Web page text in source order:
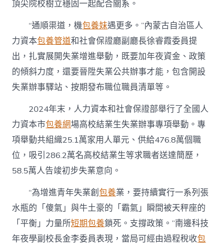
頂尖院校樹立穩固一起配合關系。
“通順渠道，機包養妹遇更多。”內蒙古自治區人
力資本包養管道和社會保證廳副廳長徐睿霞委員提
出，扎實展開失業增進舉動，既要加年夜資金、政策
的傾斜力度，還要晉陞失業公共辦事才能，包含開設
失業辦事驛站、按期發布職位職員清單等。
2024年末，人力資本和社會保證部舉行了全國人
力資本市包養網場高校結業生失業辦事專項舉動。專
項舉動共組織25.1萬家用人單元、供給476.8萬個職
位，吸引286.2萬名高校結業生等求職者送達簡歷，
58.5萬人告竣初步失業意向。
“為增進青年失業創包養業，要持續實行一系列張
水瓶的「傻氣」與牛土豪的「霸氣」瞬間被天秤座的
「平衡」力量所短期包養鎖死。支撐政策。”南邊科技
年夜學副校長金李委員表現，當局可經由過程稅收包